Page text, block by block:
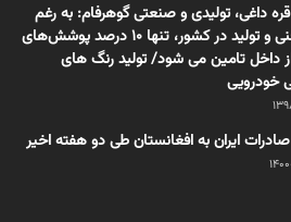
داغی، تولیدی و صنعتی گوهرفام: به رغم
دانش فنی و تولید در کشور، تنها ۱۰ درصد پوشش‌های
داخل تامین می شود/ تولید رنگ های
ایران به افغانستان طی دو هفته اخیر